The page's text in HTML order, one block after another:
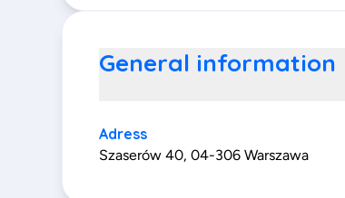
General information
Adress
Szaserów 40, 04-306 Warszawa